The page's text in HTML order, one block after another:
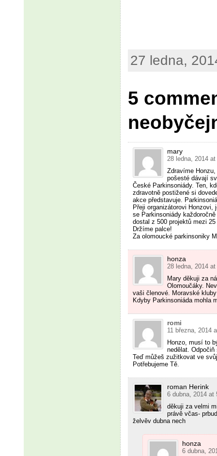
27 ledna,
5
mary
28 ledna, 2014
Zdravíme
pošesté dávají
České Parkinsoniády. Ten,
zdravotně postižené si
akce představuje.
Přeji organizátorovi
se Parkinsoniády
dostal z 500 projektů mezi
Držíme palce!
Za olomoucké parkinsoniky
honza
28 ledna, 2014
Mary děkuji za
Olomoučáky.
vaši členové. Moravské
Kdyby Parkinsoniáda mohla
romi
11 března, 2014
Honzo, musí to
nedělat.
Teď můžeš zužitkovat ve
Potřebujeme Tě.
roman Herink
6 dubna, 2014 at
děkuji za velmi
právě včas-
želvěv dubna nech
honza
6 dubna,